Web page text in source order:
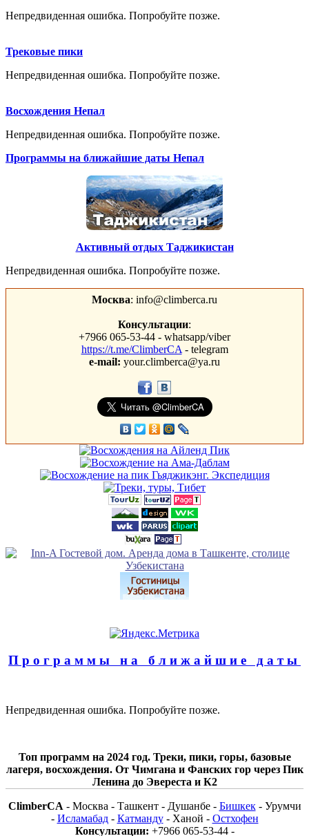
Непредвиденная ошибка. Попробуйте позже.
Трековые пики
Непредвиденная ошибка. Попробуйте позже.
Восхождения Непал
Непредвиденная ошибка. Попробуйте позже.
Программы на ближайшие даты Непал
Активный отдых Таджикистан
Непредвиденная ошибка. Попробуйте позже.
Москва: info@climberca.ru
Консультации:
+7966 065-53-44 - whatsapp/viber
https://t.me/ClimberCA - telegram
e-mail: your.climberca@ya.ru
Программы на ближайшие даты
Непредвиденная ошибка. Попробуйте позже.
Топ программ на 2024 год. Треки, пики, горы, базовые
лагеря, восхождения. От Чимгана и Фанских гор через Пик
Ленина до Эвереста и К2
ClimberCA - Москва - Ташкент - Душанбе - Бишкек- Урумчи
- Исламабад- Катманду- Ханой - Остхофен
Консультации: +7966 065-53-44 -